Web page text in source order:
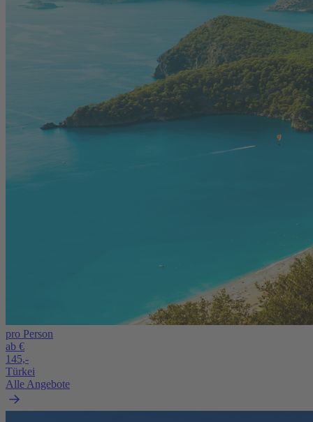
pro Person
ab €
145,-
Türkei
Alle Angebote